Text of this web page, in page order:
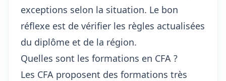
exceptions selon la situation. Le bon
réflexe est de vérifier les règles actualisées
du diplôme et de la région.
Quelles sont les formations en CFA ?
Les CFA proposent des formations très